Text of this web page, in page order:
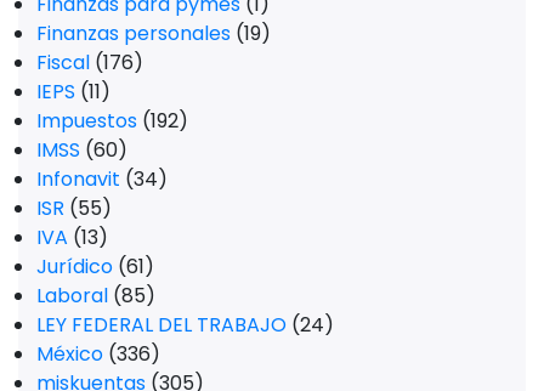
Finanzas personales (19)
Fiscal (176)
IEPS (11)
Impuestos (192)
IMSS (60)
Infonavit (34)
ISR (55)
IVA (13)
Jurídico (61)
Laboral (85)
LEY FEDERAL DEL TRABAJO (24)
México (336)
miskuentas (305)